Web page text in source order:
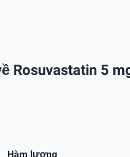
Rosuvastatin 5
Hàm lượng